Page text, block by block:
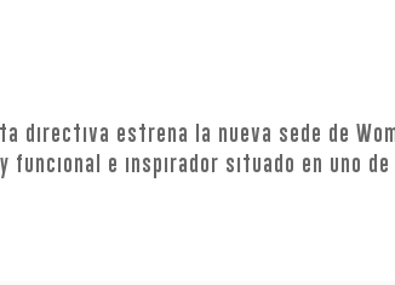
directiva estrena la nueva sede de
funcional e inspirador situado en uno